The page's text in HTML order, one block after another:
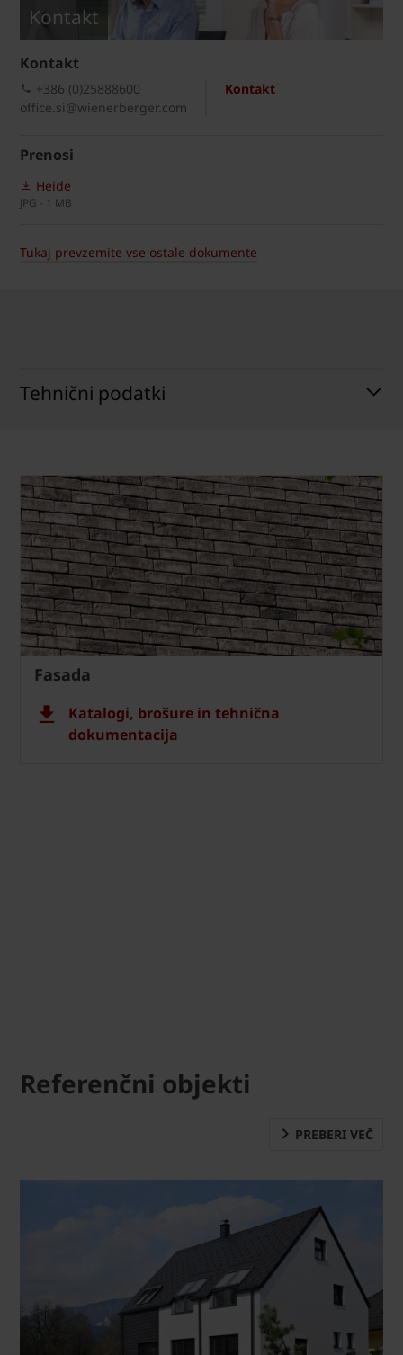
Kontakt
Kontakt
Kontakt
+386 (0)25888600
office.si@wienerberger.com
Prenosi
Heide
JPG - 1 MB
Tukaj prevzemite vse ostale dokumente
Tehnični podatki
Fasada
Katalogi, brošure in tehnična
dokumentacija
Referenčni objekti
PREBERI VEČ